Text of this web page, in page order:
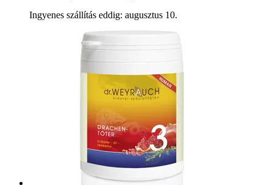
Ingyenes szállítás eddig: augusztus 10.